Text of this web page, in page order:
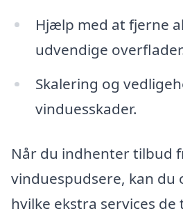
Hjælp med at fjerne
udvendige
Skalering og
vinduesskader.
Når du indhenter tilbud
vinduespudsere, kan du
hvilke ekstra services de